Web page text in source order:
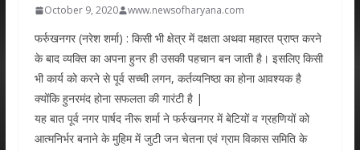
October 9, 2020 www.newsofharyana.com
फर्रुखनगर (नरेश शर्मा) : किसी भी क्षेत्र में दक्षता अथवा महारत प्राप्त करने
के बाद व्यक्ति का अपना हुनर ही उसकी पहचान बन जाती है। इसलिए किसी
भी कार्य को करने से पूर्व सच्ची लगन, कर्तव्यनिष्ठा का होना आवश्यक है
क्योंकि हुनरमंद होना सफलता की गारंटी है |
यह बात पूर्व नगर पार्षद नीरू शर्मा ने फर्रुखनगर में बेटियों व ग्रहणियों को
आत्मनिर्भर बनाने के मुहिम में जुटी जन चेतना एवं ग्राम विकास समिति के